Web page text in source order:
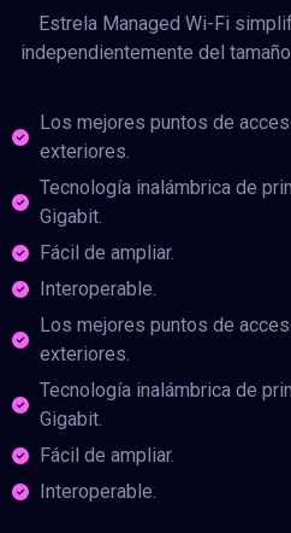
Estrela Managed Wi-Fi
independientemente del
Los mejores puntos de
exteriores.
Tecnología inalámbrica de
Gigabit.
Fácil de ampliar.
Interoperable.
Los mejores puntos de
exteriores.
Tecnología inalámbrica de
Gigabit.
Fácil de ampliar.
Interoperable.